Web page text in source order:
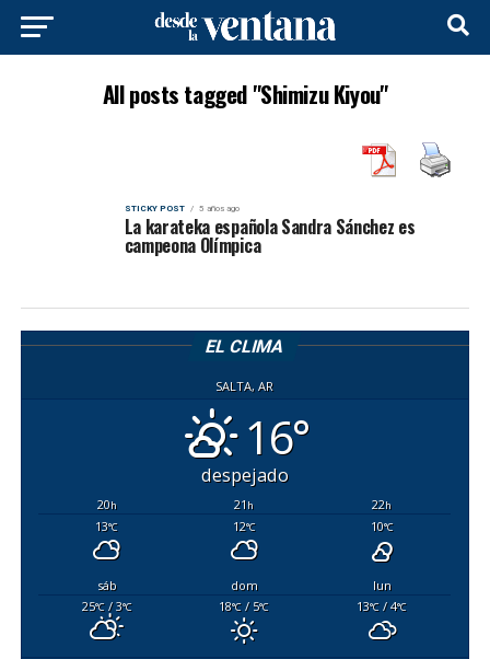
All posts tagged "Shimizu Kiyou"
STICKY POST 5 años ago
La karateka española Sandra Sánchez es
campeona Olímpica
EL CLIMA
SALTA, AR
16°
despejado
20h 21h 22h
13°C 12°C 10°C
sáb dom
lun
25°C/ 3°C 18°C / 5°C 13°C / 4°C